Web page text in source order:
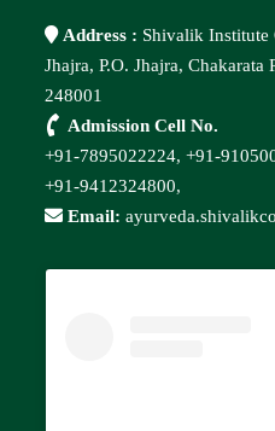
Address : Shivalik Institute
Jhajra, P.O. Jhajra,
248001
Admission Cell No.
+91-7895022224,+91-
+91-9412324800,
Email: